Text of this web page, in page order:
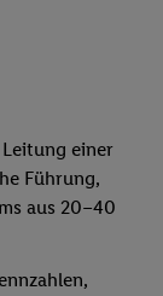
einer
Führung,
aus 20–40